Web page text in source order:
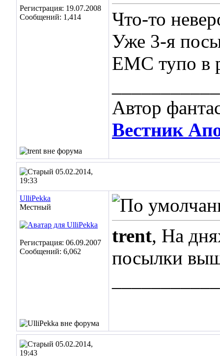
Регистрация: 19.07.2008
Сообщений: 1,414
Что-то
Уже 3-я
ЕМС тупо в
Автор
Вестник
05.02.2014,
19:33
UlliPekka
Местный
Регистрация: 06.09.2007
Сообщений: 6,062
trent, На
посылки
05.02.2014,
19:43